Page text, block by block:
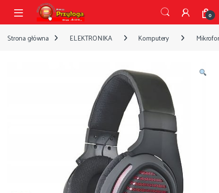
Przejdź do nawigacji
Przejdź do treści
Open 0
Strona główna ELEKTRONIKA Komputery